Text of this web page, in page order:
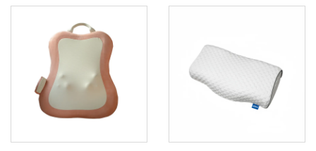
Κατασχεδιασμένο U-Σχήμα